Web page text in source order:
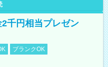
千円相当プレゼン
ブランクOK